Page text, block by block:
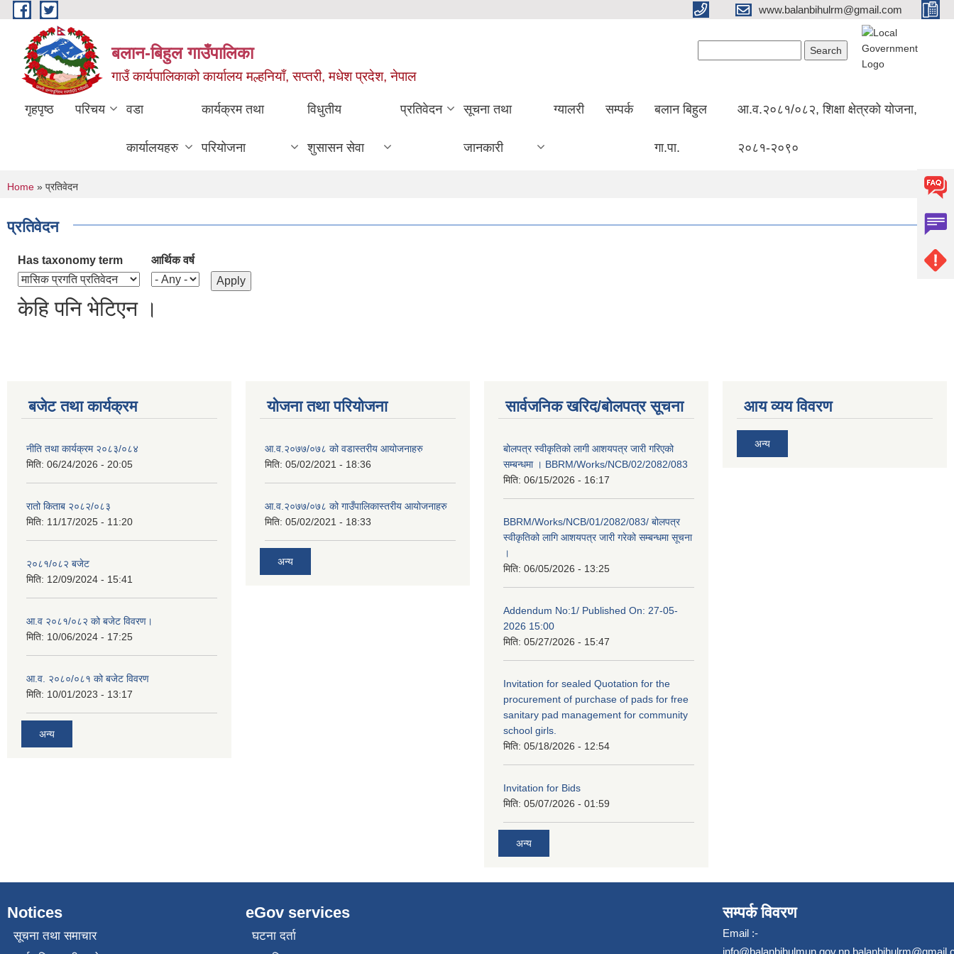
Skip to main content www.balanbihulrm@gmail.com
बलान-बिहुल गाउँपालिका
गाउँ कार्यपालिकाको कार्यालय मल्हनियाँ, सप्तरी, मधेश प्रदेश, नेपाल
गृहपृष्ठ परिचय वडा
कार्यालयहरु
कार्यक्रम तथा
परियोजना
विधुतीय
शुसासन सेवा
प्रतिवेदन सूचना तथा
जानकारी
ग्यालरी सम्पर्क बलान बिहुल
गा.पा.
आ.व.२०८१/०८२, शिक्षा क्षेत्रको योजना,
२०८१-२०९०
You are here
Home » प्रतिवेदन
प्रतिवेदन
Has taxonomy term आर्थिक वर्ष
केहि पनि भेटिएन ।
बजेट तथा कार्यक्रम
नीति तथा कार्यक्रम २०८३/०८४
मिति: 06/24/2026 - 20:05
रातो किताब २०८२/०८३
मिति: 11/17/2025 - 11:20
२०८१/०८२ बजेट
मिति: 12/09/2024 - 15:41
आ.व २०८१/०८२ को बजेट विवरण।
मिति: 10/06/2024 - 17:25
आ.व. २०८०/०८१ को बजेट विवरण
मिति: 10/01/2023 - 13:17
अन्य
योजना तथा परियोजना
आ.व.२०७७/०७८ को वडास्तरीय आयोजनाहरु
मिति: 05/02/2021 - 18:36
आ.व.२०७७/०७८ को गाउँपालिकास्तरीय आयोजनाहरु
मिति: 05/02/2021 - 18:33
अन्य
सार्वजनिक खरिद/बोलपत्र सूचना
बोलपत्र स्वीकृतिको लागी आशयपत्र जारी गरिएको
सम्बन्धमा । BBRM/Works/NCB/02/2082/083
मिति: 06/15/2026 - 16:17
BBRM/Works/NCB/01/2082/083/ बोलपत्र
स्वीकृतिको लागि आशयपत्र जारी गरेको सम्बन्धमा सूचना
।
मिति: 06/05/2026 - 13:25
Addendum No:1/ Published On: 27-05-
2026 15:00
मिति: 05/27/2026 - 15:47
Invitation for sealed Quotation for the
procurement of purchase of pads for free
sanitary pad management for community
school girls.
मिति: 05/18/2026 - 12:54
Invitation for Bids
मिति: 05/07/2026 - 01:59
अन्य
आय व्यय विवरण
अन्य
Notices
सूचना तथा समाचार
eGov services
घटना दर्ता
सम्पर्क विवरण
Email :-
info@balanbihulmun.gov.np